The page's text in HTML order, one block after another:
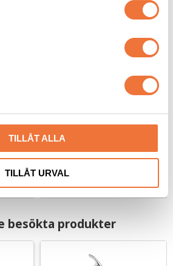
TILLÅT ALLA
TILLÅT URVAL
Show Tech Universal
159
besökta produkter